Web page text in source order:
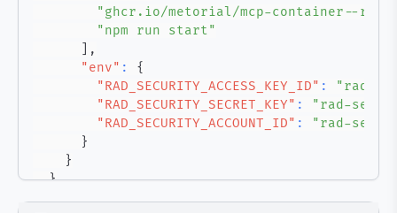
"ghcr.io/metorial/mcp-container--rad-
"npm run start"
,
"env" :
{
"RAD_SECURITY_ACCESS_KEY_ID" :
"rad-
"RAD_SECURITY_SECRET_KEY" :
"rad-
"RAD_SECURITY_ACCOUNT_ID" :
"rad-
}
}
}